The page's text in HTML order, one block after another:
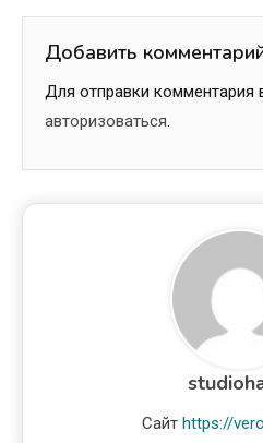
Добавить
Для отправки комментария
авторизоваться
Сайт https://